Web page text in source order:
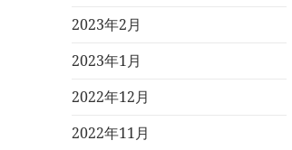
2023年2月
2023年1月
2022年12月
2022年11月